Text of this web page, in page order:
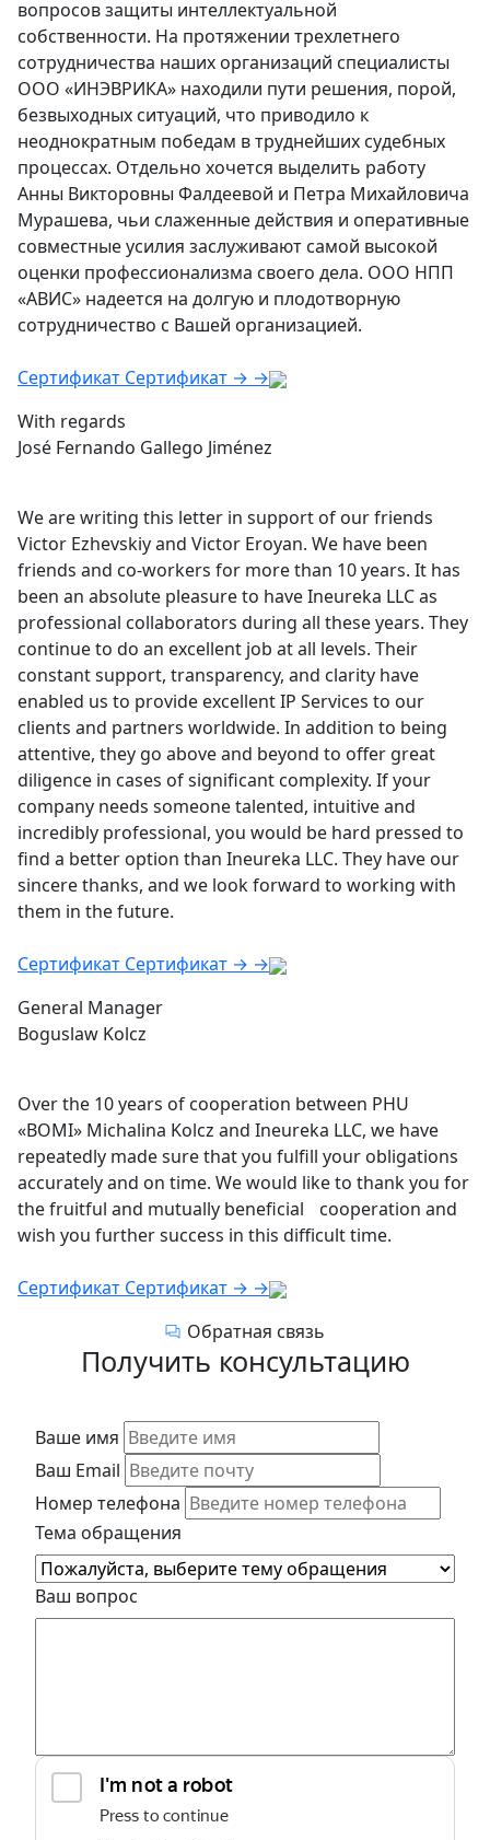
вопросов защиты интеллектуальной
собственности. На протяжении трехлетнего
сотрудничества наших организаций специалисты
ООО «ИНЭВРИКА» находили пути решения, порой,
безвыходных ситуаций, что приводило к
неоднократным победам в труднейших судебных
процессах. Отдельно хочется выделить работу
Анны Викторовны Фалдеевой и Петра Михайловича
Мурашева, чьи слаженные действия и оперативные
совместные усилия заслуживают самой высокой
оценки профессионализма своего дела. ООО НПП
«АВИС» надеется на долгую и плодотворную
сотрудничество с Вашей организацией.
Сертификат Сертификат → →
With regards
José Fernando Gallego Jiménez
We are writing this letter in support of our friends
Victor Ezhevskiy and Victor Eroyan. We have been
friends and co-workers for more than 10 years. It has
been an absolute pleasure to have Ineureka LLC as
professional collaborators during all these years. They
continue to do an excellent job at all levels. Their
constant support, transparency, and clarity have
enabled us to provide excellent IP Services to our
clients and partners worldwide. In addition to being
attentive, they go above and beyond to offer great
diligence in cases of significant complexity. If your
company needs someone talented, intuitive and
incredibly professional, you would be hard pressed to
find a better option than Ineureka LLC. They have our
sincere thanks, and we look forward to working with
them in the future.
Сертификат Сертификат → →
General Manager
Boguslaw Kolcz
Over the 10 years of cooperation between PHU
«BOMI» Michalina Kolcz and Ineureka LLC, we have
repeatedly made sure that you fulfill your obligations
accurately and on time. We would like to thank you for
the fruitful and mutually beneficial cooperation and
wish you further success in this difficult time.
Сертификат Сертификат → →
Обратная связь
Получить консультацию
Ваше имя
Ваш Email
Номер телефона
Тема обращения
Ваш вопрос